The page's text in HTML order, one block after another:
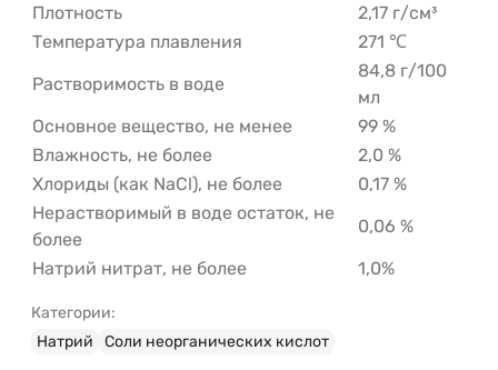
Плотность
2,17 г/см³
Температура плавления
271 ℃
Растворимость в воде
84,8 г/100
мл
Основное вещество, не менее
99 %
Влажность, не более
2,0 %
Хлориды (как NaCl), не более
0,17 %
Нерастворимый в воде остаток, не
более
0,06 %
Натрий нитрат, не более
1,0%
Категории:
Натрий
Соли неорганических кислот